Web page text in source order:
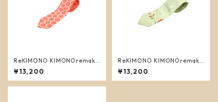
ReKIMONO KIMONOremake
necktie ４
¥13,200
ReKIMONO KIMONOremake
necktie 2
¥13,200